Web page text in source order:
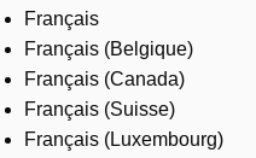
Français
Français (Belgique)
Français (Canada)
Français (Suisse)
Français (Luxembourg)